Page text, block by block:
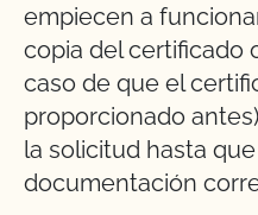
empiecen a
copia del certificado
caso de que el
proporcionado
la solicitud hasta
documentación